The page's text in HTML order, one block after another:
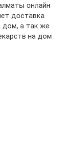
онлайн
доставка
дом, а так же
на дом